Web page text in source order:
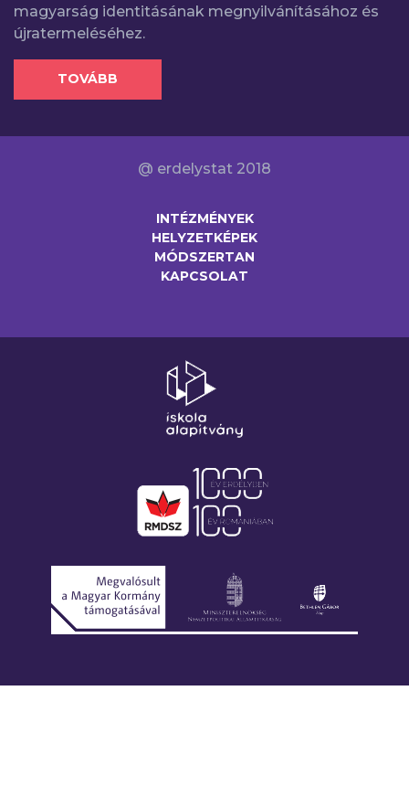
magyarság identitásának megnyilvánításához és
újratermeléséhez.
TOVÁBB
@ erdelystat 2018
INTÉZMÉNYEK
HELYZETKÉPEK
MÓDSZERTAN
KAPCSOLAT